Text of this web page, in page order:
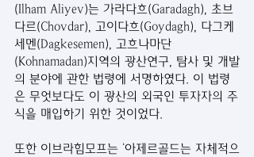
(Ilham Aliyev)는 가라다흐(Garadagh), 초브
다르(Chovdar), 고이다흐(Goydagh), 다그케
세멘(Dagkesemen), 고흐나마단
(Kohnamadan)지역의 광산연구, 탐사 및 개발
의 분야에 관한 법령에 서명하였다. 이 법령
은 무엇보다도 이 광산의 외국인 투자자의 주
식을 매입하기 위한 것이었다.
또한 이브라힘모프는 ‘아제르골드는 자체적으